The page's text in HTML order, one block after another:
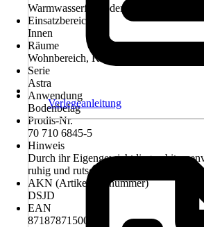
Warmwasserfußbodenheizung
Einsatzbereich
Innen
Räume
Wohnbereich, Kinderzimmer
Serie
Astra
Anwendung
Bodenbelag
Prodis-Nr.
70 710 6845-5
Hinweis
Durch ihr Eigengewicht liegen
ruhig und rutscharm auf dem
AKN (Artikelkurznummer)
DSJD
EAN
8718787150000
Verlegeanleitung